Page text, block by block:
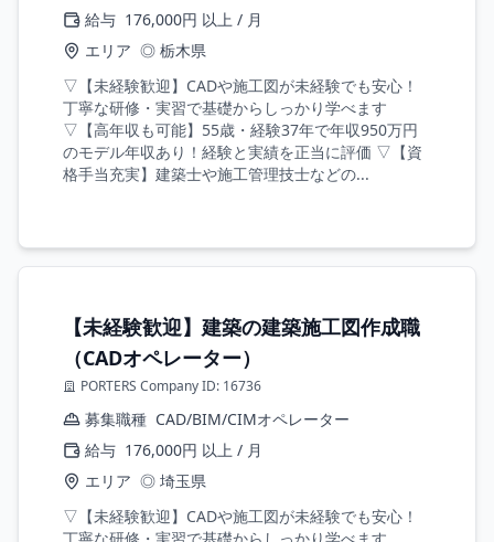
給与 176,000円 以上 / 月
エリア ◎ 栃木県
▽【未経験歓迎】CADや施工図が未経験でも安心！
丁寧な研修・実習で基礎からしっかり学べます
▽【高年収も可能】55歳・経験37年で年収950万円
のモデル年収あり！経験と実績を正当に評価 ▽【資
格手当充実】建築士や施工管理技士などの...
【未経験歓迎】建築の建築施工図作成職
（CADオペレーター）
PORTERS Company ID: 16736
募集職種 CAD/BIM/CIMオペレーター
給与 176,000円 以上 / 月
エリア ◎ 埼玉県
▽【未経験歓迎】CADや施工図が未経験でも安心！